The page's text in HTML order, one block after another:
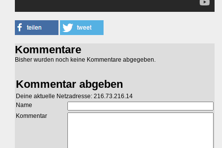
Kommentare
Bisher wurden noch keine Kommentare abgegeben.
Kommentar abgeben
Deine aktuelle Netzadresse: 216.73.216.14
Name
Kommentar